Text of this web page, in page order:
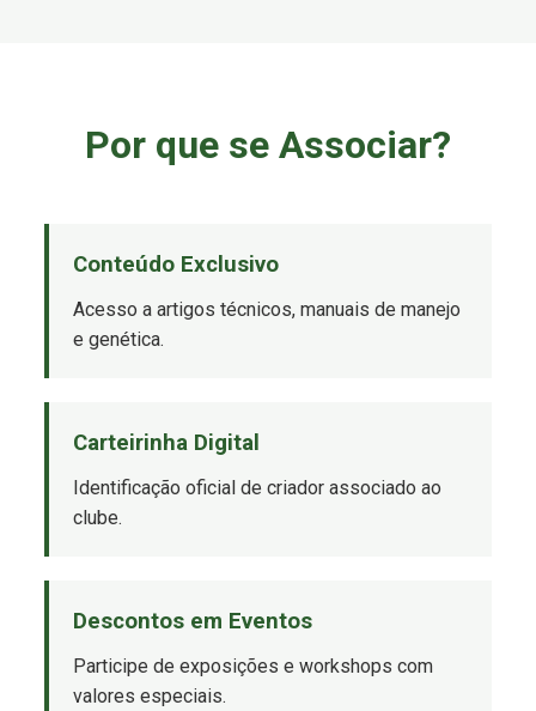
Por que se Associar?
Conteúdo Exclusivo
Acesso a artigos técnicos, manuais de manejo
e genética.
Carteirinha Digital
Identificação oficial de criador associado ao
clube.
Descontos em Eventos
Participe de exposições e workshops com
valores especiais.